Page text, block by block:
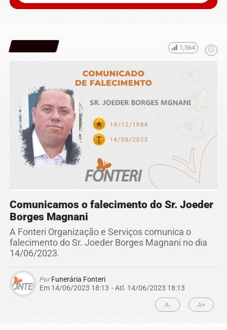
1,564
Comunicamos o falecimento do Sr. Joeder
Borges Magnani
A Fonteri Organização e Serviços comunica o
falecimento do Sr. Joeder Borges Magnani no dia
14/06/2023.
PorFunerária Fonteri
Em 14/06/2023 18:13 - Atl. 14/06/2023 18:13
A- A+